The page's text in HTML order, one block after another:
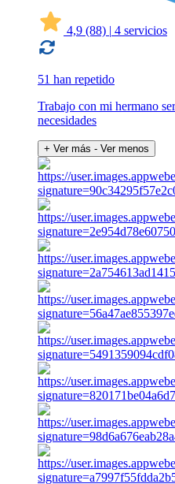
4,9 (88) | 4 servicios
51 han repetido
Trabajo con mi hermano
necesidades
+ Ver más - Ver menos